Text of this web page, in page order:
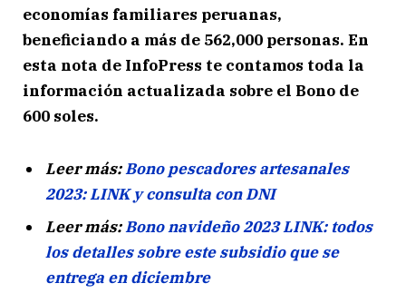
economías familiares peruanas,
beneficiando a más de 562,000 personas. En
esta nota de InfoPress te contamos toda la
información actualizada sobre el Bono de
600 soles.
Leer más:Bono pescadores artesanales
2023: LINK y consulta con DNI
Leer más:Bono navideño 2023 LINK: todos
los detalles sobre este subsidio que se
entrega en diciembre